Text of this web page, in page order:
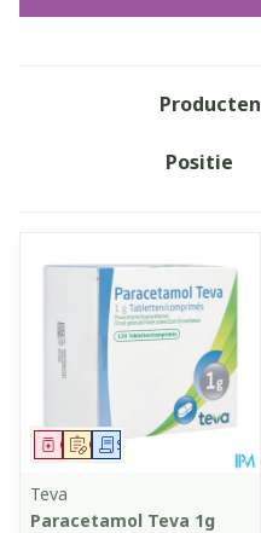
Producten
Sorteer op:
Op voorschrift
GeneesmiddelSchriftelijke aanvraag
Teva
Paracetamol Teva 1g